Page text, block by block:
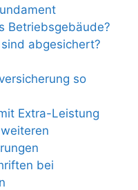
Betriebsgebäude?
abgesichert?
so
Extra-Leistung
bei